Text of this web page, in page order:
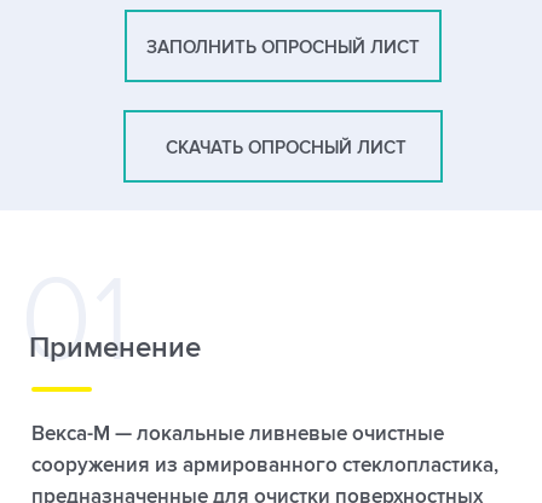
ЗАПОЛНИТЬ ОПРОСНЫЙ ЛИСТ
СКАЧАТЬ ОПРОСНЫЙ ЛИСТ
Применение
Векса-М — локальные ливневые очистные
сооружения из армированного стеклопластика,
предназначенные для очистки поверхностных